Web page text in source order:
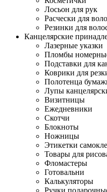
Лосьон для рук
Расчески для
Резинки для
Канцелярские
Лазерные указки
Пломбы
Подставки для
Коврики для
Полотенца
Лупы
Визитницы
Ежедневники
Скотчи
Блокноты
Ножницы
Этикетки
Товары для
Фломастеры
Готовальни
Калькуляторы
Ручки